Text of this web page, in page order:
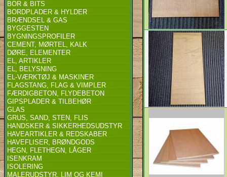
BOR & BITS
BORDPLADER & HYLDER
BRÆNDSEL & GAS
BYGGESTEN
BYGNINGSPROFILER
CEMENT, MØRTEL, KALK
DØRE, ELEMENTER
EL, ARTIKLER
EL, BELYSNING
EL-VÆRKTØJ & MASKINER
FLAGSTANG, FLAG & VIMPLER
FÆRDIGBETON, FLYDEBETON
GIPSPLADER & TILBEHØR
GLAS
GRUS, SAND, STEN, FLIS
HANDSKER & SIKKERHEDSUDSTYR
HAVEARTIKLER & REDSKABER
HAVEFLISER, BRØNDGODS
HEGN, FLETHEGN, LÅGER
ISENKRAM
ISOLERING
MALERUDSTYR, LIM OG KEMI